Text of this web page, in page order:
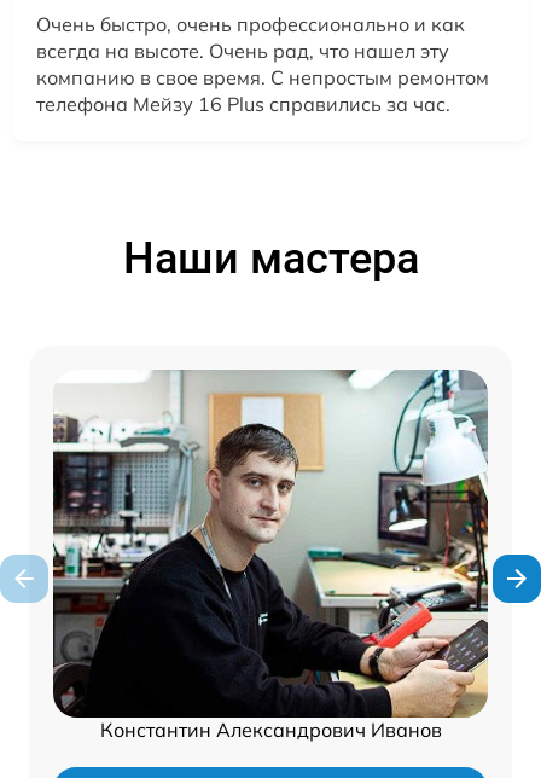
Очень быстро, очень профессионально и как
всегда на высоте. Очень рад, что нашел эту
компанию в свое время. С непростым ремонтом
телефона Мейзу 16 Plus справились за час.
Наши мастера
Константин Александрович Иванов